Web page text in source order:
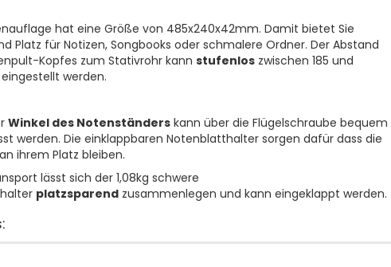
hat eine Größe von 485x240x42mm. Damit bietet Sie
Platz für Notizen, Songbooks oder schmalere Ordner. Der Abstand
Kopfes zum Stativrohr kann stufenloszwischen 185 und
werden.
Winkel des Notenständerskann über die Flügelschraube bequem
werden. Die einklappbaren Notenblatthalter sorgen dafür dass die
ihrem Platz bleiben.
lässt sich der 1,08kg schwere
platzsparendzusammenlegen und kann eingeklappt werden.